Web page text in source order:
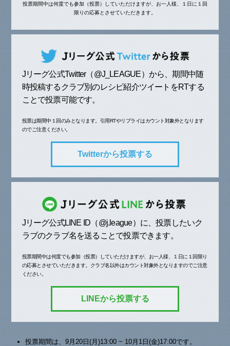
投票期間中は何度でも参加（投票）していただけますが、お一人様、１日に１回
限りの応募とさせていただきます。
Jリーグ公式Twitter（@J_LEAGUE）から、期間中随
時投稿するクラブ別のレシピ紹介ツイートをRTする
ことで投票可能です。
投票は期間中１回のみとなります。引用RTやリプライはカウント対象外となります
のでご注意ください。
Twitterから投票する
Jリーグ公式LINE ID（@j.league）に、投票したいク
ラブのクラブ名を送ることで投票できます。
投票期間中は何度でも参加（投票）していただけますが、お一人様、１日に１回限り
の応募とさせていただきます。クラブ名以外はカウント対象外となりますのでご注意
ください。
LINEから投票する
投票期間は、9月20日(月)13:00 ~ 10月1日(金)17:00です。